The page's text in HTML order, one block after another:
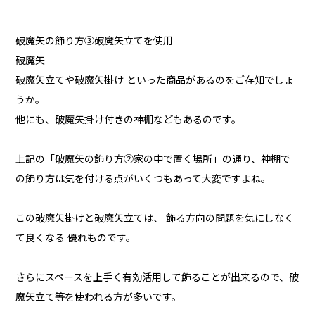
破魔矢の飾り方③破魔矢立てを使用
破魔矢
破魔矢立てや破魔矢掛け といった商品があるのをご存知でしょ
うか。
他にも、破魔矢掛け付きの神棚などもあるのです。
上記の「破魔矢の飾り方②家の中で置く場所」の通り、神棚で
の飾り方は気を付ける点がいくつもあって大変ですよね。
この破魔矢掛けと破魔矢立ては、 飾る方向の問題を気にしなく
て良くなる 優れものです。
さらにスペースを上手く有効活用して飾ることが出来るので、破
魔矢立て等を使われる方が多いです。